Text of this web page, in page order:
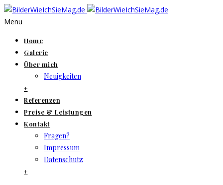
Menu
Home
Galerie
Über mich
Neuigkeiten
+
Referenzen
Preise & Leistungen
Kontakt
Fragen?
Impressum
Datenschutz
+